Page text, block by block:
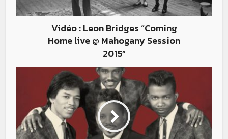
Vidéo : Leon Bridges “Coming
Home live @ Mahogany Session
2015”